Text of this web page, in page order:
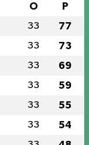
O P
33 77
33 73
33 69
33 59
33 55
33 54